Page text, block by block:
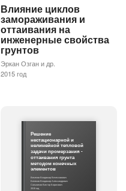
Влияние циклов
замораживания и
оттаивания на
инженерные свойства
грунтов
Эркан Озган и др.
2015 год
Решение
нестационарной и
нелинейной тепловой
задачи промерзания -
оттаивания грунта
методом конечных
элементов
Веселов Владимир Вячеславович
Беляков Владимир Александрович
Сальников Виктор Борисович
2015 год